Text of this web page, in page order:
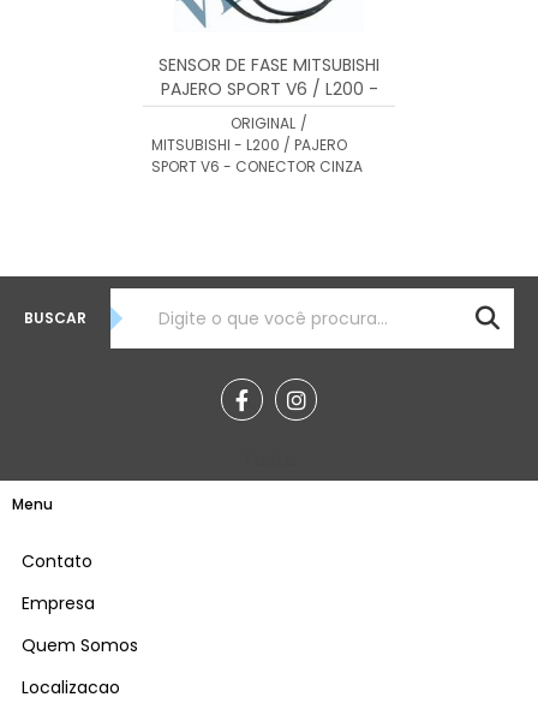
SENSOR DE FASE MITSUBISHI
PAJERO SPORT V6 / L200 -
J5T25082A
ORIGINAL /
MITSUBISHI - L200 / PAJERO
SPORT V6 - CONECTOR CINZA
BUSCAR
Menu
Contato
Empresa
Quem Somos
Localizacao